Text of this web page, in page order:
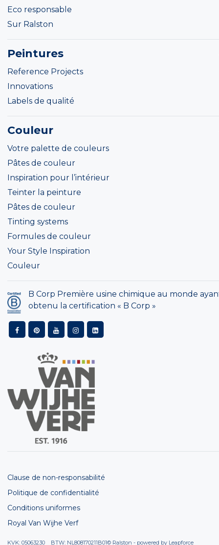
Eco responsable
Sur Ralston
Peintures
Reference Projects
Innovations
Labels de qualité
Couleur
Votre palette de couleurs
Pâtes de couleur
Inspiration pour l’intérieur
Teinter la peinture
Pâtes de couleur
Tinting systems
Formules de couleur
Your Style Inspiration
Couleur
B Corp Première usine chimique au monde
obtenu la certification « B Corp »
Clause de non-responsabilité
Politique de confidentialité
Conditions uniformes
Royal Van Wijhe Verf
KVK: 05063230 BTW: NL808170211B01© Ralston - powered by Leapforce